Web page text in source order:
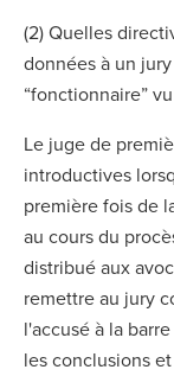
(2) Quelles
données à un
“fonctionnaire”
Le juge de
introductives
première fois de
au cours du
distribué aux
remettre au jury
l'accusé à la
les conclusions